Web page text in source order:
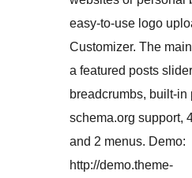
easy-to-use logo
Customizer. The
a featured posts
breadcrumbs, built-in
schema.org support,
and 2 menus. Demo:
http://demo.theme-